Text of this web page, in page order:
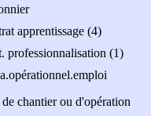
apprentissage (4)
professionnalisation (1)
chantier ou d'opération